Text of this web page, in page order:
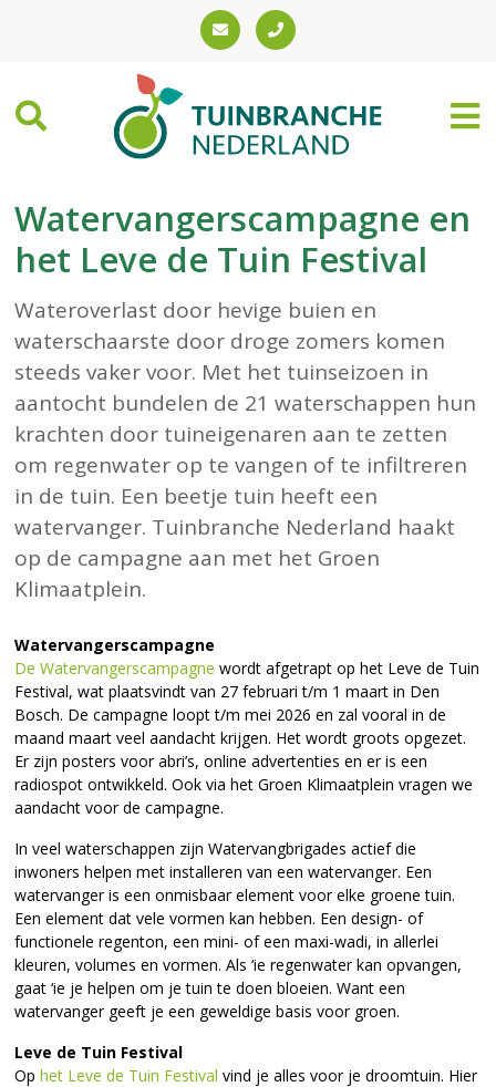
Watervangerscampagne en
het Leve de Tuin Festival
Wateroverlast door hevige buien en
waterschaarste door droge zomers komen
steeds vaker voor. Met het tuinseizoen in
aantocht bundelen de 21 waterschappen hun
krachten door tuineigenaren aan te zetten
om regenwater op te vangen of te infiltreren
in de tuin. Een beetje tuin heeft een
watervanger. Tuinbranche Nederland haakt
op de campagne aan met het Groen
Klimaatplein.
Watervangerscampagne
De Watervangerscampagne wordt afgetrapt op het Leve de Tuin
Festival, wat plaatsvindt van 27 februari t/m 1 maart in Den
Bosch. De campagne loopt t/m mei 2026 en zal vooral in de
maand maart veel aandacht krijgen. Het wordt groots opgezet.
Er zijn posters voor abri’s, online advertenties en er is een
radiospot ontwikkeld. Ook via het Groen Klimaatplein vragen we
aandacht voor de campagne.
In veel waterschappen zijn Watervangbrigades actief die
inwoners helpen met installeren van een watervanger. Een
watervanger is een onmisbaar element voor elke groene tuin.
Een element dat vele vormen kan hebben. Een design- of
functionele regenton, een mini- of een maxi-wadi, in allerlei
kleuren, volumes en vormen. Als ‘ie regenwater kan opvangen,
gaat ‘ie je helpen om je tuin te doen bloeien. Want een
watervanger geeft je een geweldige basis voor groen.
Leve de Tuin Festival
Op het Leve de Tuin Festival vind je alles voor je droomtuin. Hier